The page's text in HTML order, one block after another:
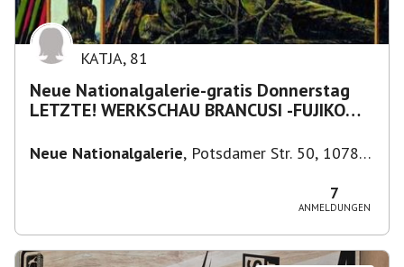
KATJA, 81
Neue Nationalgalerie-gratis Donnerstag
LETZTE! WERKSCHAU BRANCUSI -FUJIKO
Neue Nationalgalerie, Potsdamer Str. 50, 10785
7
ANMELDUNGEN